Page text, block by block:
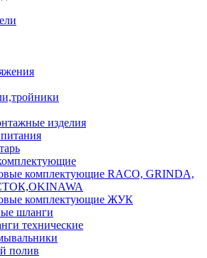
изделия
комплектующие RACO, GRINDA,
комплектующие ЖУК
шланги
технические
полив